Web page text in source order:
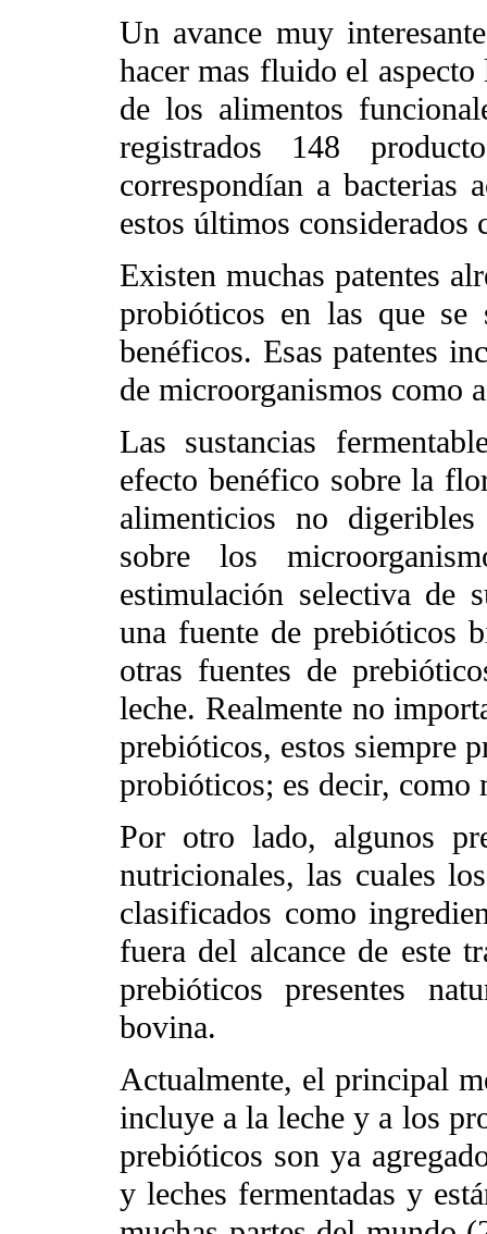
Un avance muy
hacer mas fluido el
de los alimentos
registrados 148
correspondían a bacterias
estos últimos
Existen muchas patentes
probióticos en las que se
benéficos. Esas patentes
de microorganismos como
Las sustancias
efecto benéfico sobre la
alimenticios no
sobre los
estimulación selectiva de
una fuente de prebióticos
otras fuentes de
leche. Realmente no
prebióticos, estos siempre
probióticos; es decir, como
Por otro lado, algunos
nutricionales, las cuales
clasificados como
fuera del alcance de este
prebióticos presentes
bovina.
Actualmente, el principal
incluye a la leche y a los
prebióticos son ya
y leches fermentadas y